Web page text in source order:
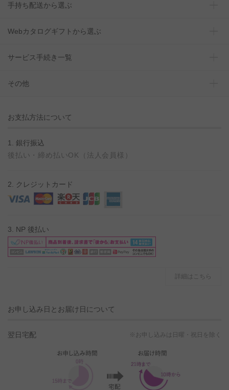
手持ち配送から選ぶ
Webカタログギフトから選ぶ
サービス手続き一覧
その他
お支払方法について
1. 銀行振込
後払い・締め払いOK（法人会員様）
2. クレジットカード
3. NP 後払い
詳細はこちら
お申し込み日とお届け日について
翌日宅配 ※お申し込みは日曜・祝日を除く